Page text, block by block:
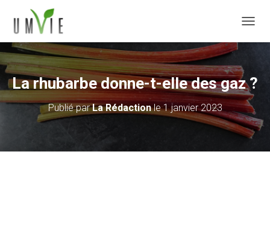
La rhubarbe donne-t-elle des gaz ?
Publié parLa Rédactionle1 janvier 2023